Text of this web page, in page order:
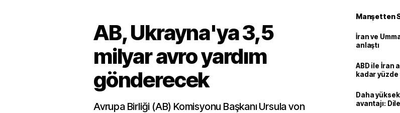
AB, Ukrayna'ya 3,5
milyar avro yardım
gönderecek
Avrupa Birliği (AB) Komisyonu Başkanı Ursula von
Manşetten
İran ve
anlaştı
ABD ile İran
kadar
Daha
avantajı: